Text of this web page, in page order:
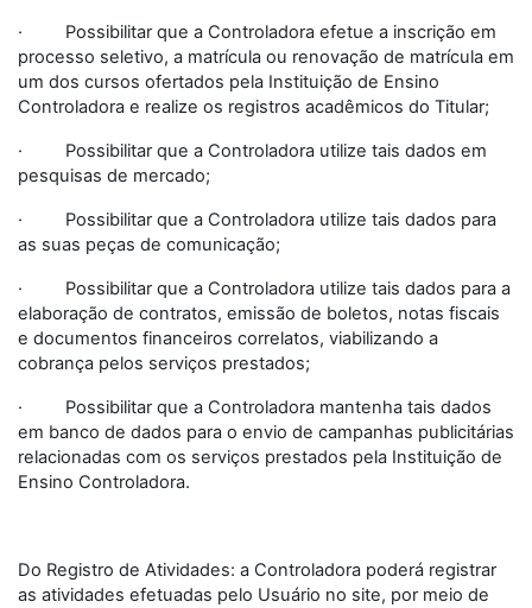
· Possibilitar que a Controladora efetue a inscrição em
processo seletivo, a matrícula ou renovação de matrícula em
um dos cursos ofertados pela Instituição de Ensino
Controladora e realize os registros acadêmicos do Titular;
· Possibilitar que a Controladora utilize tais dados em
pesquisas de mercado;
· Possibilitar que a Controladora utilize tais dados para
as suas peças de comunicação;
· Possibilitar que a Controladora utilize tais dados para a
elaboração de contratos, emissão de boletos, notas fiscais
e documentos financeiros correlatos, viabilizando a
cobrança pelos serviços prestados;
· Possibilitar que a Controladora mantenha tais dados
em banco de dados para o envio de campanhas publicitárias
relacionadas com os serviços prestados pela Instituição de
Ensino Controladora.
Do Registro de Atividades: a Controladora poderá registrar
as atividades efetuadas pelo Usuário no site, por meio de